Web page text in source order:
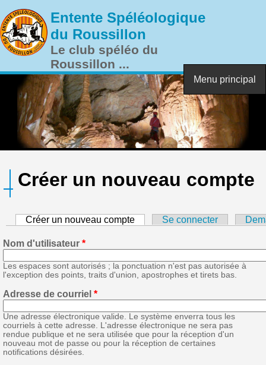
Entente Spéléologique
du Roussillon
Le club spéléo du
Roussillon ...
Menu principal
Créer un nouveau compte
Créer un nouveau compte (onglet actif)Se connecter
Nom d'utilisateur *
Les espaces sont autorisés ; la ponctuation n'est pas autorisée à
l'exception des points, traits d'union, apostrophes et tirets bas.
Adresse de courriel *
Une adresse électronique valide. Le système enverra tous les
courriels à cette adresse. L'adresse électronique ne sera pas
rendue publique et ne sera utilisée que pour la réception d'un
nouveau mot de passe ou pour la réception de certaines
notifications désirées.